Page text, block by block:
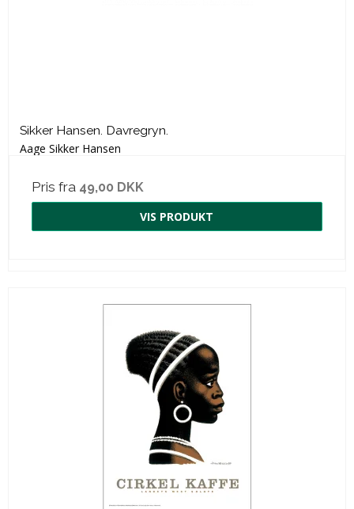
Sikker Hansen. Davregryn.
Aage Sikker Hansen
Pris fra 49,00 DKK
VIS PRODUKT